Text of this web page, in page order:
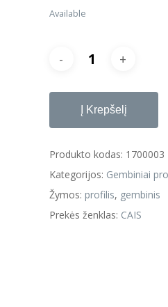
Available
Į Krepšelį
Produkto kodas: 1700003
Kategorijos: Gembiniai
Žymos: profilis, gembinis
Prekės ženklas: CAIS